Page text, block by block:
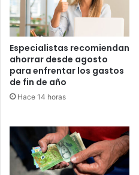
Especialistas recomiendan
ahorrar desde agosto
para enfrentar los gastos
de fin de año
Hace 14 horas